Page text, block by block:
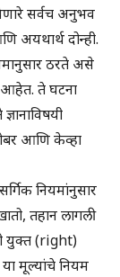
सर्वच अनुभव
अयथार्थ दोन्ही.
ठरते असे
ते घटना
आणि केव्हा
नियमांनुसार
तहान लागली
युक्त (right)
मूल्यांचे नियम